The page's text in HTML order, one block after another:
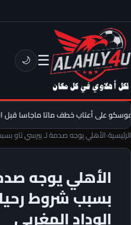
☰
🌙
على أعتاب خطف ماتا ماجاسا قبل
الرئيسية›الأهلي يوجه صدمة لـ بيرسي تاو
الأهلي يوجه
بسبب شروط
الوداد المغربي